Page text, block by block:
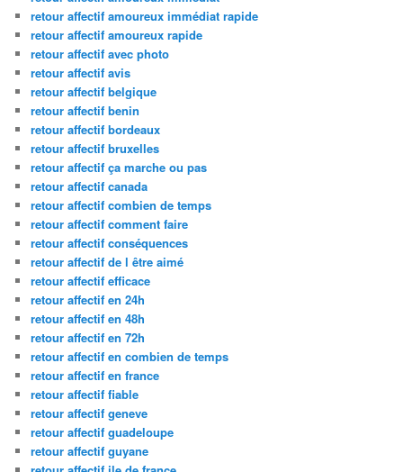
retour affectif amoureux immédiat rapide
retour affectif amoureux rapide
retour affectif avec photo
retour affectif avis
retour affectif belgique
retour affectif benin
retour affectif bordeaux
retour affectif bruxelles
retour affectif ça marche ou pas
retour affectif canada
retour affectif combien de temps
retour affectif comment faire
retour affectif conséquences
retour affectif de l être aimé
retour affectif efficace
retour affectif en 24h
retour affectif en 48h
retour affectif en 72h
retour affectif en combien de temps
retour affectif en france
retour affectif fiable
retour affectif geneve
retour affectif guadeloupe
retour affectif guyane